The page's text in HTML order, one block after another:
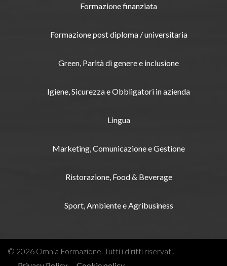
Formazione finanziata
Formazione post diploma / universitaria
Green, Parità di genere e inclusione
Igiene, Sicurezza e Obbligatori in azienda
Lingua
Marketing, Comunicazione e Gestione
Ristorazione, Food & Beverage
Sport, Ambiente e Agribusiness
© 2026 Omnia Formazione. Tutti i diritti riservati.